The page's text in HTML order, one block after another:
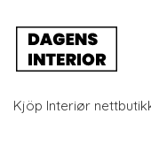
Kjöp Interiør